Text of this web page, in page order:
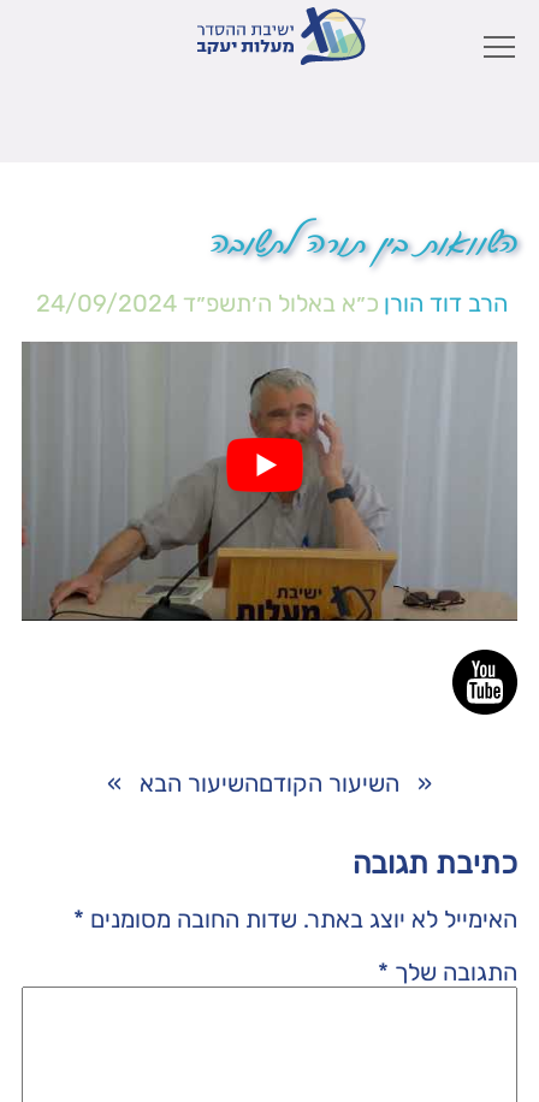
השוואות בין תורה לתשובה
הרב דוד הורן כ״א באלול ה׳תשפ״ד 24/09/2024
« השיעור הקודםהשיעור הבא »
כתיבת תגובה
האימייל לא יוצג באתר. שדות החובה מסומנים *
התגובה שלך *